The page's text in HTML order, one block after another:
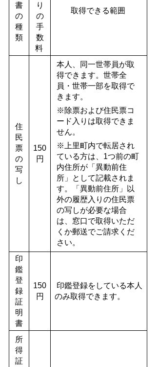
書
の
種
類
り
の
手
数
料
取得できる範囲
住
民
票
の
写
し
150
円
本人、同一世帯員が取
得できます。世帯全
員・世帯一部を取得で
きます。
※除票および住民票コ
ード入りは取得できま
せん。
※上里町内で転居され
ている方は、1つ前の町
内住所が「異動前住
所」として記載されま
す。「異動前住所」以
外の履歴入りの住民票
の写しが必要な場合
は、窓口で取得いただ
くか郵送でご請求くだ
さい。
印
鑑
登
録
証
明
書
150
円
印鑑登録をしている本人
のみ取得できます。
所
得
証